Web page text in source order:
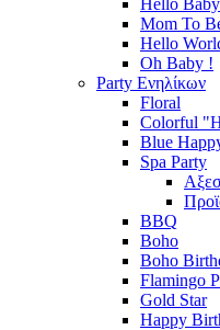
Mom To
Hello
Oh Baby !
Party Ενηλίκων
Floral
Colorful
Blue
Spa Party
BBQ
Boho
Boho
Flamingo
Gold Star
Happy